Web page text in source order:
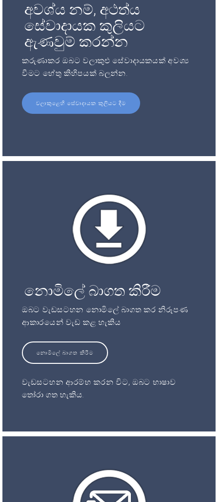
අවශ්ය නම්, අථත්ය
සේවාදායක කුලියට
ඇණවුම් කරන්න
කරුණාකර ඔබට වලාකුළු සේවාදායකයක් අවශ්‍ය
වීමට හේතු කිහිපයක් බලන්න.
වලාකුළෙහි සේවාදායක කුලියට දීම
නොමිලේ බාගත කිරීම
ඔබට වැඩසටහන නොමිලේ බාගත කර නිරූපණ
ආකාරයෙන් වැඩ කළ හැකිය
නොමිලේ බාගත කිරීම
වැඩසටහන ආරම්භ කරන විට, ඔබට භාෂාව
තෝරා ගත හැකිය.